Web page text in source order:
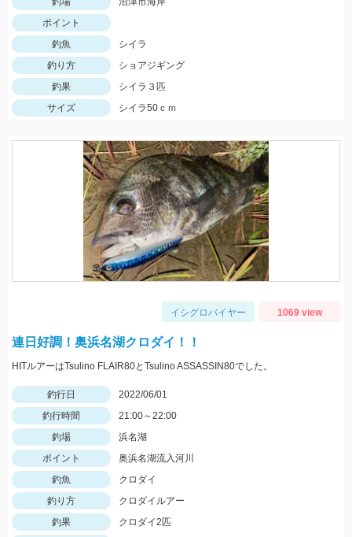
ポイント
釣魚
シイラ
釣り方
ショアジギング
釣果
シイラ３匹
サイズ
シイラ50ｃｍ
イシグロバイヤー 1069 view
連日好調！奥浜名湖クロダイ！！
HITルアーはTsulino FLAIR80とTsulino ASSASSIN80でした。
釣行日
2022/06/01
釣行時間
21:00～22:00
釣場
浜名湖
ポイント
奥浜名湖流入河川
釣魚
クロダイ
釣り方
クロダイルアー
釣果
クロダイ2匹